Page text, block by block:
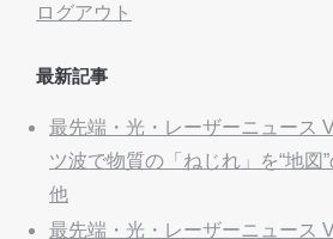
ログアウト
最新記事
最先端・光・レーザーニュース
ツ波で物質の「ねじれ」を“地図”
他
最先端・光・レーザーニュース